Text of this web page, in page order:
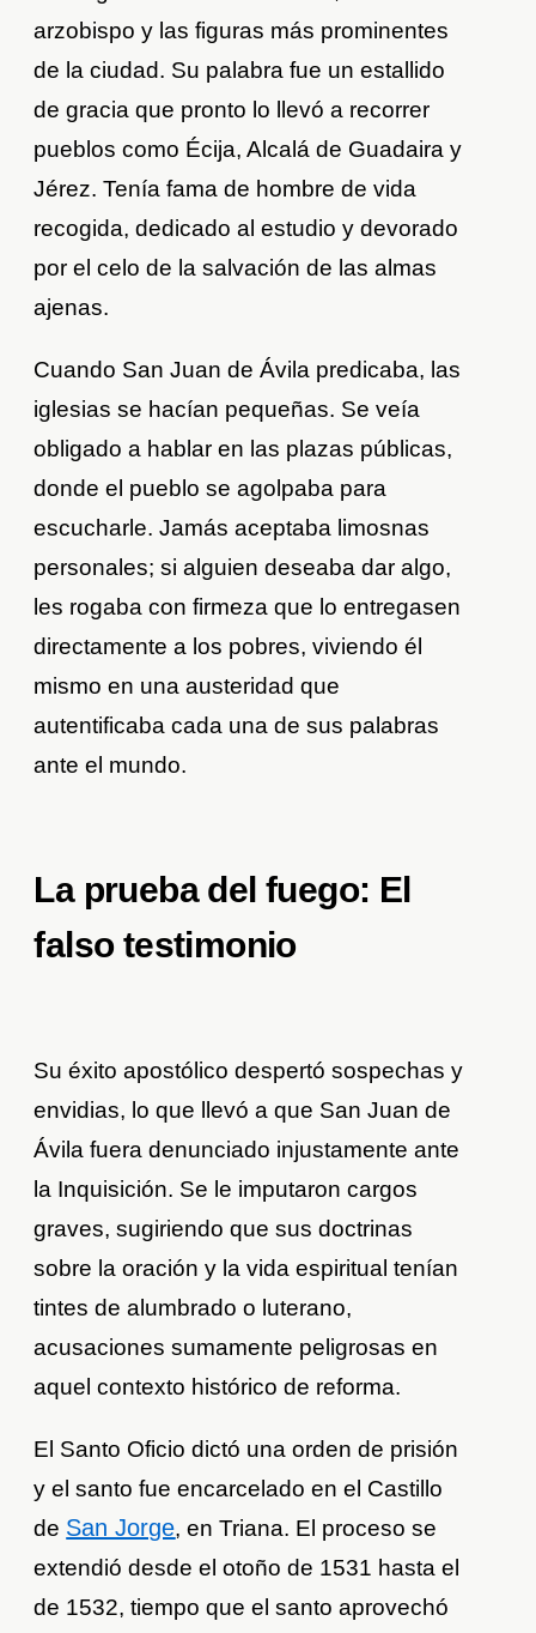
arzobispo y las figuras más prominentes
de la ciudad. Su palabra fue un estallido
de gracia que pronto lo llevó a recorrer
pueblos como Écija, Alcalá de Guadaira y
Jérez. Tenía fama de hombre de vida
recogida, dedicado al estudio y devorado
por el celo de la salvación de las almas
ajenas.
Cuando San Juan de Ávila predicaba, las
iglesias se hacían pequeñas. Se veía
obligado a hablar en las plazas públicas,
donde el pueblo se agolpaba para
escucharle. Jamás aceptaba limosnas
personales; si alguien deseaba dar algo,
les rogaba con firmeza que lo entregasen
directamente a los pobres, viviendo él
mismo en una austeridad que
autentificaba cada una de sus palabras
ante el mundo.
La prueba del fuego: El
falso testimonio
Su éxito apostólico despertó sospechas y
envidias, lo que llevó a que San Juan de
Ávila fuera denunciado injustamente ante
la Inquisición. Se le imputaron cargos
graves, sugiriendo que sus doctrinas
sobre la oración y la vida espiritual tenían
tintes de alumbrado o luterano,
acusaciones sumamente peligrosas en
aquel contexto histórico de reforma.
El Santo Oficio dictó una orden de prisión
y el santo fue encarcelado en el Castillo
de San Jorge, en Triana. El proceso se
extendió desde el otoño de 1531 hasta el
de 1532, tiempo que el santo aprovechó